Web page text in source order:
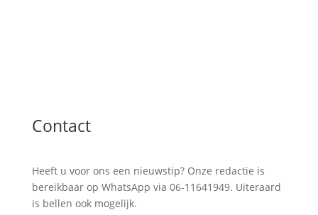
Contact
Heeft u voor ons een nieuwstip? Onze redactie is
bereikbaar op WhatsApp via 06-11641949. Uiteraard
is bellen ook mogelijk.